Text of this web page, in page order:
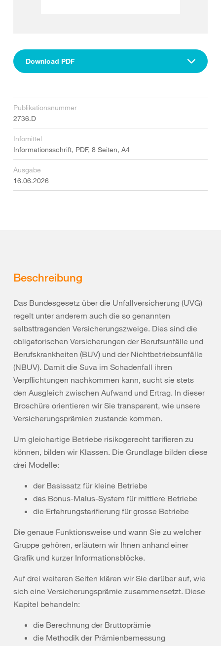
Download PDF
Publikationsnummer
2736.D
Infomittel
Informationsschrift, PDF, 8 Seiten, A4
Ausgabe
16.06.2026
Beschreibung
Das Bundesgesetz über die Unfallversicherung (UVG)
regelt unter anderem auch die so genannten
selbsttragenden Versicherungszweige. Dies sind die
obligatorischen Versicherungen der Berufsunfälle und
Berufskrankheiten (BUV) und der Nichtbetriebsunfälle
(NBUV). Damit die Suva im Schadenfall ihren
Verpflichtungen nachkommen kann, sucht sie stets
den Ausgleich zwischen Aufwand und Ertrag. In dieser
Broschüre orientieren wir Sie transparent, wie unsere
Versicherungsprämien zustande kommen.
Um gleichartige Betriebe risikogerecht tarifieren zu
können, bilden wir Klassen. Die Grundlage bilden diese
drei Modelle:
der Basissatz für kleine Betriebe
das Bonus-Malus-System für mittlere Betriebe
die Erfahrungstarifierung für grosse Betriebe
Die genaue Funktionsweise und wann Sie zu welcher
Gruppe gehören, erläutern wir Ihnen anhand einer
Grafik und kurzer Informationsblöcke.
Auf drei weiteren Seiten klären wir Sie darüber auf, wie
sich eine Versicherungsprämie zusammensetzt. Diese
Kapitel behandeln:
die Berechnung der Bruttoprämie
die Methodik der Prämienbemessung